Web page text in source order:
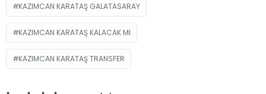
KAZIMCAN KARATAŞ GALATASARAY
KAZIMCAN KARATAŞ KALACAK MI
KAZIMCAN KARATAŞ TRANSFER